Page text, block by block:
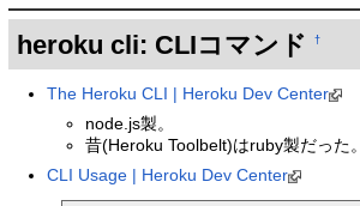
heroku cli: CLIコマンド †
The Heroku CLI | Heroku Dev Center
node.js製。
昔(Heroku Toolbelt)はruby製だった。
CLI Usage | Heroku Dev Center